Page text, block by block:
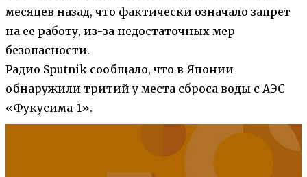
месяцев назад, что фактически означало запрет
на ее работу, из-за недостаточных мер
безопасности.
Радио Sputnik сообщало, что в Японии
обнаружили тритий у места сброса воды с АЭС
«Фукусима-1».